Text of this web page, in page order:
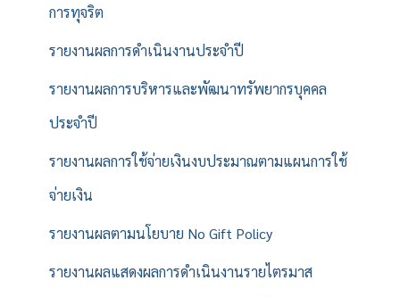
การทุจริต
รายงานผลการดำเนินงานประจำปี
รายงานผลการบริหารและพัฒนาทรัพยากรบุคคล
ประจำปี
รายงานผลการใช้จ่ายเงินงบประมาณตามแผนการใช้
จ่ายเงิน
รายงานผลตามนโยบาย No Gift Policy
รายงานผลแสดงผลการดำเนินงานรายไตรมาส